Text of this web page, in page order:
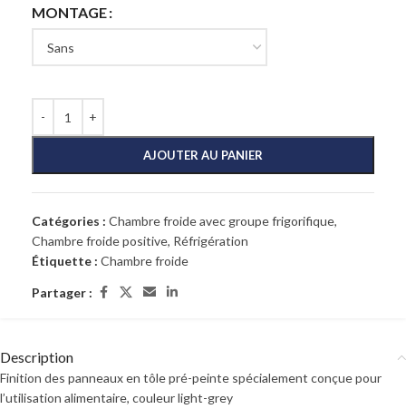
MONTAGE
AJOUTER AU PANIER
Catégories : Chambre froide avec groupe frigorifique,
Chambre froide positive, Réfrigération
Étiquette : Chambre froide
Partager :
Description
Finition des panneaux en tôle pré-peinte spécialement conçue pour
l’utilisation alimentaire, couleur light-grey